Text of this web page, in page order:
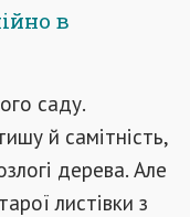
в
саду.
й самітність,
дерева. Але
листівки з